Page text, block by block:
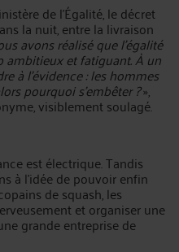
de l’Égalité, le décret
la nuit, entre la livraison
avons réalisé que l’égalité
et fatiguant. À un
à l’évidence : les hommes
pourquoi s’embêter ?»,
visiblement soulagé.
est électrique. Tandis
à l’idée de pouvoir enfin
de squash, les
et organiser une
grande entreprise de